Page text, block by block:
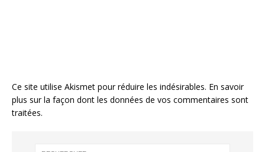
Ce site utilise Akismet pour réduire les indésirables. En savoir
plus sur la façon dont les données de vos commentaires sont
traitées.